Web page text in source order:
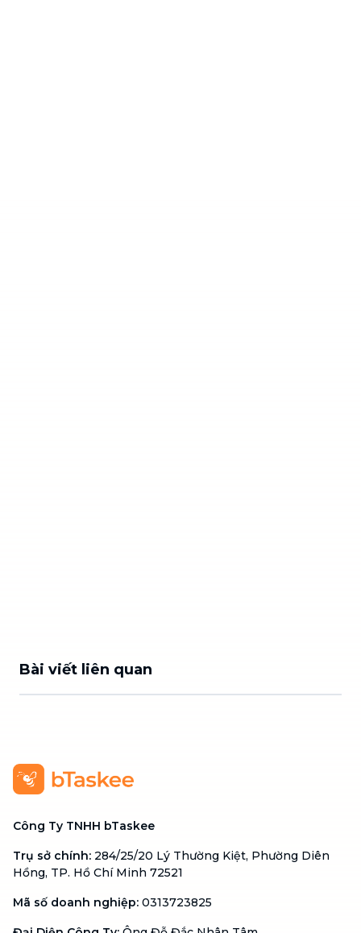
Bài viết liên quan
Công Ty TNHH bTaskee
Trụ sở chính: 284/25/20 Lý Thường Kiệt, Phường Diên
Hồng, TP. Hồ Chí Minh 72521
Mã số doanh nghiệp: 0313723825